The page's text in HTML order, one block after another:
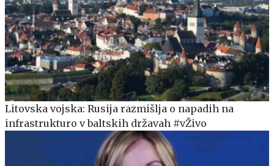
Litovska vojska: Rusija razmišlja o napadih na
infrastrukturo v baltskih državah #vŽivo